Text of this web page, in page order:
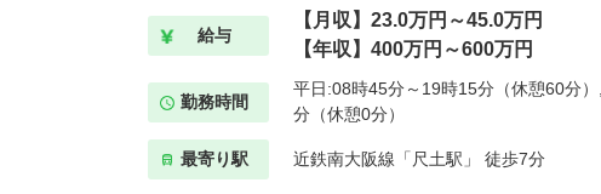
給与
【月収】23.0万円～45.0万円
【年収】400万円～600万円
勤務時間
平日:08時45分～19時15分（休憩60分
分（休憩0分）
最寄り駅 近鉄南大阪線「尺土駅」 徒歩7分